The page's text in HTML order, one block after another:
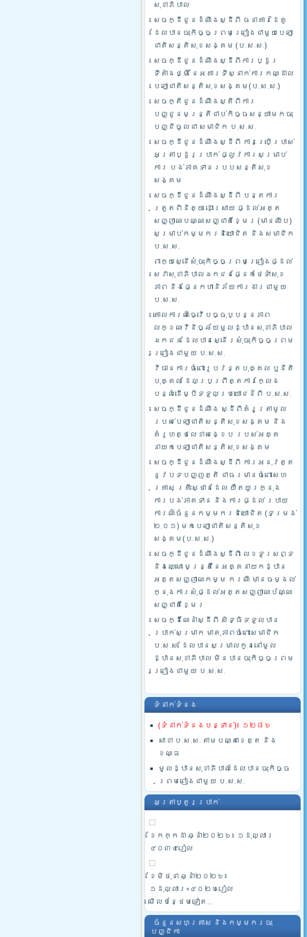
សុខាភិបាល
សេចក្ដីជូនដំណឹងស្ដីពី ធនាគារដៃគូ
ដែលបានចុះកិច្ចព្រមព្រៀងជាមួយបេឡា
ជាតិសន្តិសុខសង្គម (ប.ស.ស.)
សេចក្ដីជូនដំណឹងស្ដីពីការប្ដូរ
ទីតាំងថ្មី នៃអគារទីស្នាក់ការកណ្ដាល
បេឡាជាតិសន្តិសុខសង្គម(ប.ស.ស.)
សេចក្តីជូនដំណឹងស្តីពីការ
បញ្ជូនមន្រ្តីជាប់កិច្ចសន្យាមកចុះ
បញ្ជីចូលជា សមាជិក ប.ស.ស.
សេចក្ដីជូនដំណឹងស្ដីពី ការប្រើប្រាស់
អត្រាប្ដូរប្រាក់ ផ្លូវការសម្រាប់
ការ បង់ភាគទានរបបសន្តិសុខ
សង្គម
សេចក្ដីជូនដំណឹងស្ដីពី បន្តការ
ត្រួតពិនិត្យ ដោះស្រាយ ផ្ដល់អត្ត
សញ្ញាណបណ្ណសញ្ជាតិខ្មែរ (មានឈីប)
សម្រាប់កម្មករនិយោជិត និងសមាជិក
ប.ស.ស.
ពាក្យស្នើសុំចុះកិច្ចព្រមព្រៀងផ្ដល់
សេវាសុខាភិបាលឯកជនផ្នែកថែទាំសុខ
ភាព និងផ្នែកហានិភ័យការងារជាមួយ
ប.ស.ស.
គោលការណ៍ធ្វើបច្ចុប្បន្នភាព
លក្ខណៈវិនិច្ឆ័យមួលដ្ឋានសុខាភិបាល
ឯកជន ដែលបានស្នើរសុំចុះកិច្ចព្រម
ព្រៀងជាមួយ ប.ស.ស.
វិធានការចំពោះរូបវន្តបុគ្គល ឫនីតិ
បុគ្គល ដែលប្រព្រឹត្តការក្លែង
បន្លំដើម្បីទទួលប្រយោជន៍ពី ប.ស.ស.
សេចក្ដីជូនដំណឹង ស្ដីពីគំរូត្រាមូល
របស់បេឡាជាតិសន្តិសុខសង្គម និង
គំរូហត្ថលេខាសង្ខេប របស់អគ្គ
នាយកបេឡាជាតិសន្តិសុខសង្គម
សេចក្ដីជូនដំណឹងស្ដីពី ការអនុវត្ត
នូវបទបញ្ញត្តិ ជាធរមានចំពោះសហ
គ្រាស គ្រឹះស្ថានដែល យឺតយូរក្នុង
ការបង់ភាគទាន និងការផ្ដល់ របាយ
ការណ៍ចំនួនកម្មករនិយោជិត (ទម្រង់
២.០១) មកបេឡាជាតិសន្តិសុខ
សង្គម(ប.ស.ស.)
សេចក្ដីជូនដំណឹងស្ដីពី លេខទូរសព្ទ
និងឈ្មោះ មន្រ្តីនៃអគ្គនាយកដ្ឋាន
អត្តសញ្ញាណកម្ម ករណី មានចម្ងល់
ក្នុងការសុំផ្ដល់អត្តសញ្ញាណប័ណ្ណ
សញ្ជាតិខ្មែរ
សេចក្ដីណែនាំស្ដីពី សិទ្ធិទទួលបាន
ប្រាក់សម្រាក មាតុភាពចំពោះសមាជិក
ប.ស.ស. ដែលបានសម្រាលកូននៅមូល
ដ្ឋានសុខាភិបាល មិនបានចុះកិច្ចព្រម
ព្រៀងជាមួយ ប.ស.ស.
ទំនាក់ទំនង
(ទំនាក់ទំនងបន្ទាន់)៖ ១២៨៦
សាខា ប.ស.ស. តាមបណ្តាខេត្ត និង
ខណ្ឌ
មូលដ្ឋានសុខាភិបាលដែលបានចុះកិច្ច
ព្រមពៀងជាមួយ ប.ស.ស.
អត្រាប្តូរប្រាក់
ខែកក្កដា ឆ្នាំ២០២៦៖ ១ដុល្លារ
៤០៣៤រៀល
ខែមិថុនា ឆ្នាំ២០២៦៖
១ដុល្លារ=៤០២៦រៀល
មើលបន្ថែមទៀត...
ចំនួនសហគ្រាស និងកម្មករចុះ
បញ្ជិកា